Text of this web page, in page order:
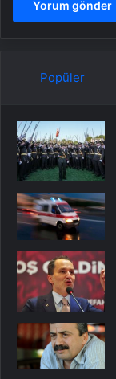
Popüler